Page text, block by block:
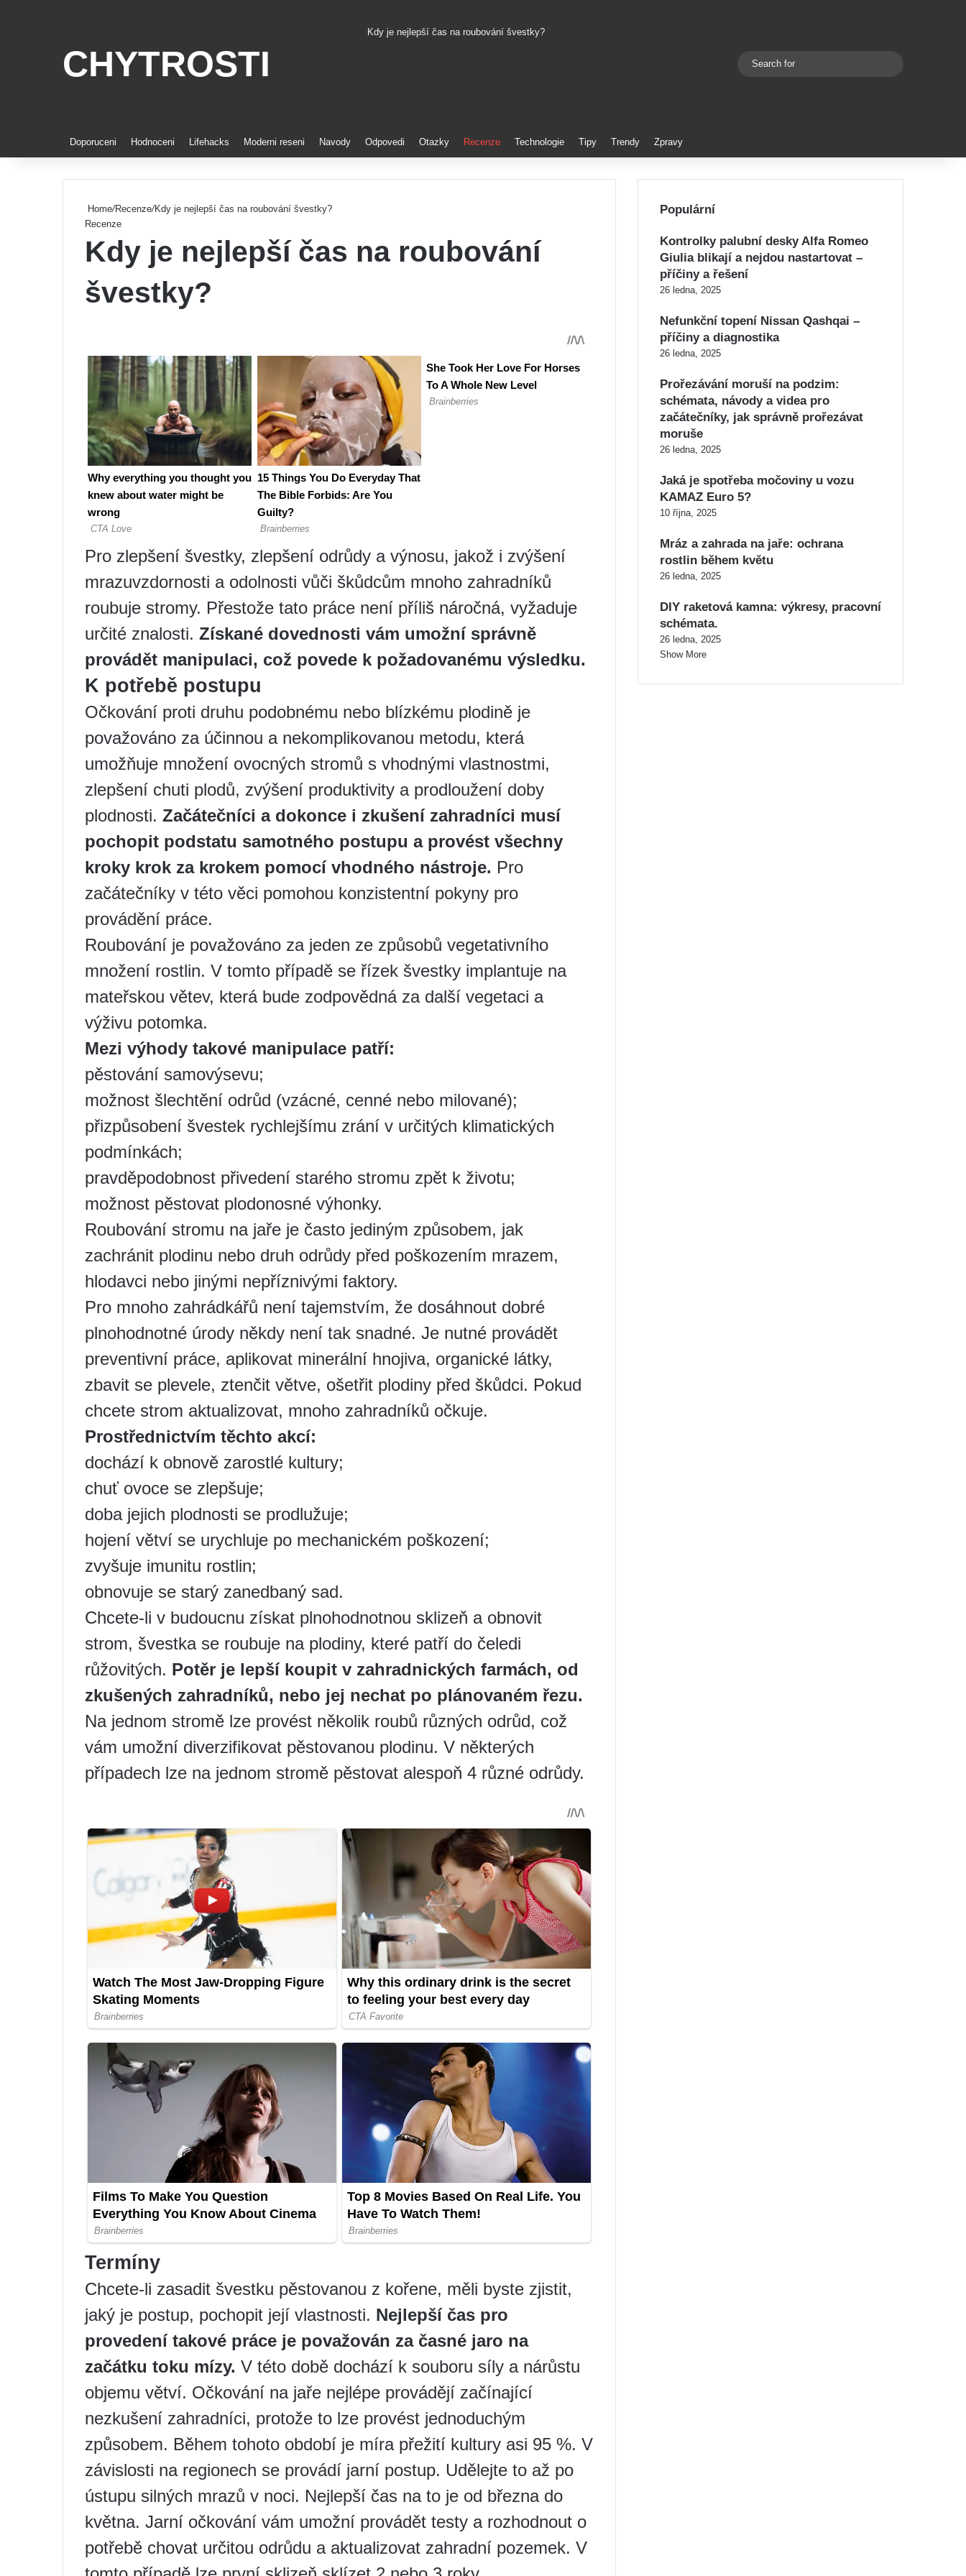
CHYTROSTI
Kdy je nejlepší čas na roubování švestky?
Switch skin
Doporuceni Hodnoceni Lifehacks Moderni reseni Navody Odpovedi Otazky Recenze Technologie Tipy Trendy Zpravy
Home/Recenze/Kdy je nejlepší čas na roubování švestky?
Recenze
Kdy je nejlepší čas na roubování
švestky?
Pro zlepšení švestky, zlepšení odrůdy a výnosu, jakož i zvýšení
mrazuvzdornosti a odolnosti vůči škůdcům mnoho zahradníků
roubuje stromy. Přestože tato práce není příliš náročná, vyžaduje
určité znalosti. Získané dovednosti vám umožní správně
provádět manipulaci, což povede k požadovanému výsledku.
K potřebě postupu
Očkování proti druhu podobnému nebo blízkému plodině je
považováno za účinnou a nekomplikovanou metodu, která
umožňuje množení ovocných stromů s vhodnými vlastnostmi,
zlepšení chuti plodů, zvýšení produktivity a prodloužení doby
plodnosti. Začátečníci a dokonce i zkušení zahradníci musí
pochopit podstatu samotného postupu a provést všechny
kroky krok za krokem pomocí vhodného nástroje. Pro
začátečníky v této věci pomohou konzistentní pokyny pro
provádění práce.
Roubování je považováno za jeden ze způsobů vegetativního
množení rostlin. V tomto případě se řízek švestky implantuje na
mateřskou větev, která bude zodpovědná za další vegetaci a
výživu potomka.
Mezi výhody takové manipulace patří:
pěstování samovýsevu;
možnost šlechtění odrůd (vzácné, cenné nebo milované);
přizpůsobení švestek rychlejšímu zrání v určitých klimatických
podmínkách;
pravděpodobnost přivedení starého stromu zpět k životu;
možnost pěstovat plodonosné výhonky.
Roubování stromu na jaře je často jediným způsobem, jak
zachránit plodinu nebo druh odrůdy před poškozením mrazem,
hlodavci nebo jinými nepříznivými faktory.
Pro mnoho zahrádkářů není tajemstvím, že dosáhnout dobré
plnohodnotné úrody někdy není tak snadné. Je nutné provádět
preventivní práce, aplikovat minerální hnojiva, organické látky,
zbavit se plevele, ztenčit větve, ošetřit plodiny před škůdci. Pokud
chcete strom aktualizovat, mnoho zahradníků očkuje.
Prostřednictvím těchto akcí:
dochází k obnově zarostlé kultury;
chuť ovoce se zlepšuje;
doba jejich plodnosti se prodlužuje;
hojení větví se urychluje po mechanickém poškození;
zvyšuje imunitu rostlin;
obnovuje se starý zanedbaný sad.
Chcete-li v budoucnu získat plnohodnotnou sklizeň a obnovit
strom, švestka se roubuje na plodiny, které patří do čeledi
růžovitých. Potěr je lepší koupit v zahradnických farmách, od
zkušených zahradníků, nebo jej nechat po plánovaném řezu.
Na jednom stromě lze provést několik roubů různých odrůd, což
vám umožní diverzifikovat pěstovanou plodinu. V některých
případech lze na jednom stromě pěstovat alespoň 4 různé odrůdy.
Termíny
Chcete-li zasadit švestku pěstovanou z kořene, měli byste zjistit,
jaký je postup, pochopit její vlastnosti. Nejlepší čas pro
provedení takové práce je považován za časné jaro na
začátku toku mízy. V této době dochází k souboru síly a nárůstu
objemu větví. Očkování na jaře nejlépe provádějí začínající
nezkušení zahradníci, protože to lze provést jednoduchým
způsobem. Během tohoto období je míra přežití kultury asi 95 %. V
závislosti na regionech se provádí jarní postup. Udělejte to až po
ústupu silných mrazů v noci. Nejlepší čas na to je od března do
května. Jarní očkování vám umožní provádět testy a rozhodnout o
potřebě chovat určitou odrůdu a aktualizovat zahradní pozemek. V
Populární
Kontrolky palubní desky Alfa Romeo
Giulia blikají a nejdou nastartovat –
příčiny a řešení
26 ledna, 2025
Nefunkční topení Nissan Qashqai –
příčiny a diagnostika
26 ledna, 2025
Prořezávání moruší na podzim:
schémata, návody a videa pro
začátečníky, jak správně prořezávat
moruše
26 ledna, 2025
Jaká je spotřeba močoviny u vozu
KAMAZ Euro 5?
10 října, 2025
Mráz a zahrada na jaře: ochrana
rostlin během květu
26 ledna, 2025
DIY raketová kamna: výkresy, pracovní
schémata.
26 ledna, 2025
Show More